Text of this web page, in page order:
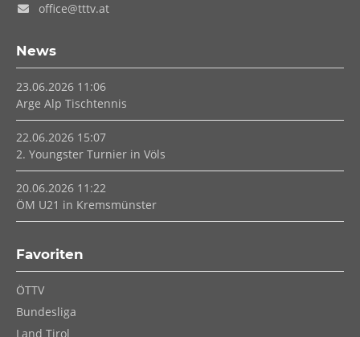
office@tttv.at
News
23.06.2026 11:06
Arge Alp Tischtennis
22.06.2026 15:07
2. Youngster Turnier in Völs
20.06.2026 11:22
ÖM U21 in Kremsmünster
Favoriten
Navigation
überspringen
ÖTTV
Bundesliga
Land Tirol